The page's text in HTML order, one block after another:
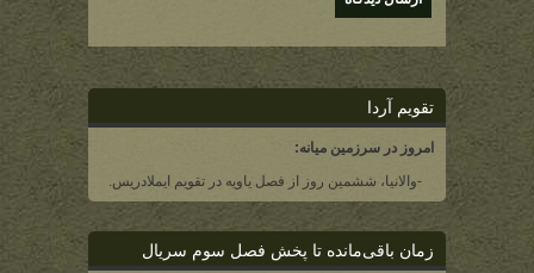
تقویم آردا
امروز در سرزمین میانه:
-والانیا، ششمین روز از فصل یاویه در تقویم ایملادریس.
زمان باقی‌مانده تا پخش فصل سوم سریال